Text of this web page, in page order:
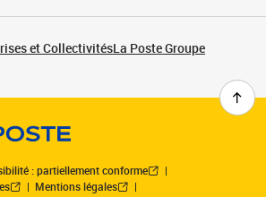
et CollectivitésLa Poste Groupe
: partiellement conforme
Mentions légales